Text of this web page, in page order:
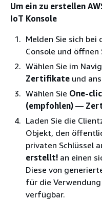
Um ein zu erstellen
IoT Konsole
Melden Sie sich bei
Console und öffnen
Wählen Sie im
Zertifikate und
Wählen Sie One-
(empfohlen) —
Laden Sie die
Objekt, den
privaten Schlüssel
erstellt! an einen
Diese von
für die
verfügbar.